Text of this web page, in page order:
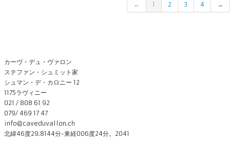
← 1 2 3 4 →
カーヴ・デュ・ヴァロン
ステファン・シュミット家
シュマン・デ・カロニー 12
1175ラヴィニー
021 / 808 61 92
079/ 469 17 47
info@caveduvallon.ch
北緯46度29.8144分-東経006度24分。2041